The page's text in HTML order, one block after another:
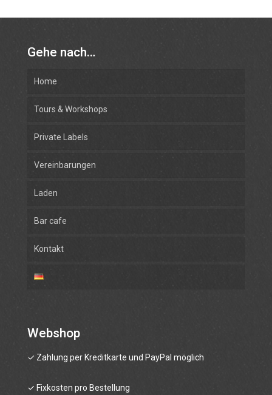
Gehe nach…
Home
Tours & Workshops
Private Labels
Vereinbarungen
Laden
Bar cafe
Kontakt
Webshop
✓ Zahlung per Kreditkarte und PayPal möglich
✓ Fixkosten pro Bestellung